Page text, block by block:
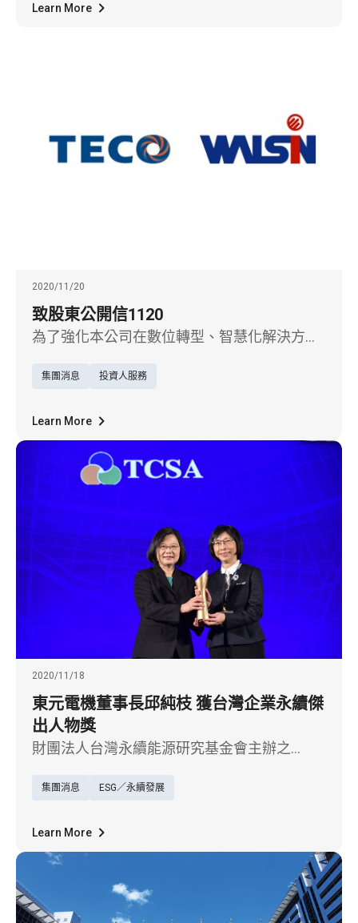
下一代智慧電網、智能製造及新能源產業應用
Learn More
2020/11/20
致股東公開信1120
為了強化本公司在數位轉型、智慧化解決方
將與華新麗華深化業務策略聯盟之關係，以互
本次合作將可提升雙方競爭力，並可望整合既
有客戶資源，加速事業發展，為股東謀取最大
集團消息 投資人服務
Learn More
2020/11/18
東元電機董事長邱純枝 獲台灣企業永續傑
出人物獎
財團法人台灣永續能源研究基金會主辦之
曉，東元電機邱純枝董事長榮獲個人獎項之最
女士推動企業邁向永續發展貢獻卓著，足堪為
典範之傑出人物。而今年東元在永續競爭力的
表現更是突出，一舉入選道瓊永續指數的新興
市場指數，也是台灣機電業者首家入選DJSI新
集團消息 ESG／永續發展
Learn More